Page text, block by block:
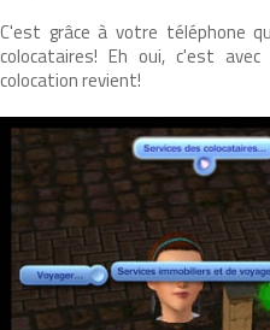
C'est grâce à votre téléphone
colocataires! Eh oui, c'est
colocation revient!